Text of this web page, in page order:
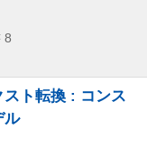
8
ト転換 : コンス
ル